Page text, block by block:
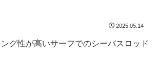
2025.05.14
グ性が高いサーフでのシーバスロッド